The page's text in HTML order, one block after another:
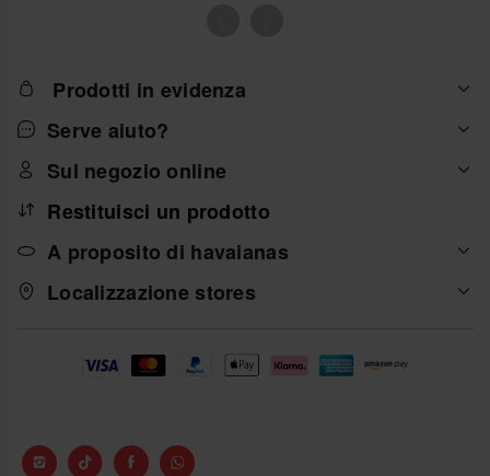
Prodotti in evidenza
Serve aiuto?
Sul negozio online
Restituisci un prodotto
A proposito di havaianas
Localizzazione stores